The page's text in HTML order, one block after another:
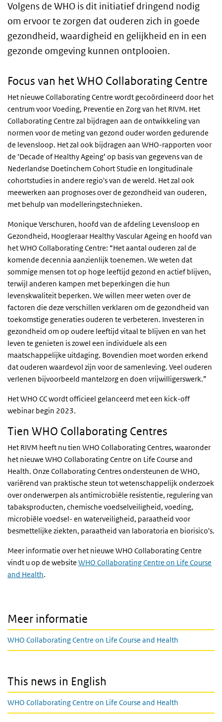
Volgens de WHO is dit initiatief dringend nodig
om ervoor te zorgen dat ouderen zich in goede
gezondheid, waardigheid en gelijkheid en in een
gezonde omgeving kunnen ontplooien.
Focus van het WHO Collaborating Centre
Het nieuwe Collaborating Centre wordt gecoördineerd door het
centrum voor Voeding, Preventie en Zorg van het RIVM. Het
Collaborating Centre zal bijdragen aan de ontwikkeling van
normen voor de meting van gezond ouder worden gedurende
de levensloop. Het zal ook bijdragen aan WHO-rapporten voor
de ‘Decade of Healthy Ageing’ op basis van gegevens van de
Nederlandse Doetinchem Cohort Studie en longitudinale
cohortstudies in andere regio's van de wereld. Het zal ook
meewerken aan prognoses over de gezondheid van ouderen,
met behulp van modelleringstechnieken.
Monique Verschuren, hoofd van de afdeling Levensloop en
Gezondheid, Hoogleraar Healthy Vascular Ageing en hoofd van
het WHO Collaborating Centre: “Het aantal ouderen zal de
komende decennia aanzienlijk toenemen. We weten dat
sommige mensen tot op hoge leeftijd gezond en actief blijven,
terwijl anderen kampen met beperkingen die hun
levenskwaliteit beperken. We willen meer weten over de
factoren die deze verschillen verklaren om de gezondheid van
toekomstige generaties ouderen te verbeteren. Investeren in
gezondheid om op oudere leeftijd vitaal te blijven en van het
leven te genieten is zowel een individuele als een
maatschappelijke uitdaging. Bovendien moet worden erkend
dat ouderen waardevol zijn voor de samenleving. Veel ouderen
verlenen bijvoorbeeld mantelzorg en doen vrijwilligerswerk.”
Het WHO CC wordt officieel gelanceerd met een kick-off
webinar begin 2023.
Tien WHO Collaborating Centres
Het RIVM heeft nu tien WHO Collaborating Centres, waaronder
het nieuwe WHO Collaborating Centre on Life Course and
Health. Onze Collaborating Centres ondersteunen de WHO,
variërend van praktische steun tot wetenschappelijk onderzoek
over onderwerpen als antimicrobiële resistentie, regulering van
tabaksproducten, chemische voedselveiligheid, voeding,
microbiële voedsel- en waterveiligheid, paraatheid voor
besmettelijke ziekten, paraatheid van laboratoria en biorisico's.
Meer informatie over het nieuwe WHO Collaborating Centre
vindt u op de website WHO Collaborating Centre on Life Course
and Health.
Meer informatie
WHO Collaborating Centre on Life Course and Health
This news in English
WHO Collaborating Centre on Life Course and Health